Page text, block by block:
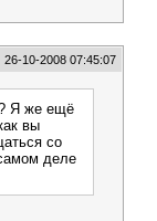
26-10-2008 07:45:07
Я же ещё
вы
со
деле